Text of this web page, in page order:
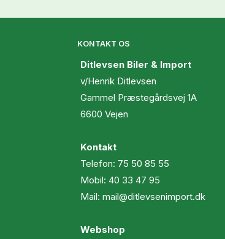
KONTAKT OS
Ditlevsen Biler & Import
v/Henrik Ditlevsen
Gammel Præstegårdsvej 1A
6600 Vejen
Kontakt
Telefon: 75 50 85 55
Mobil: 40 33 47 95
Mail: mail@ditlevsenimport.dk
Webshop